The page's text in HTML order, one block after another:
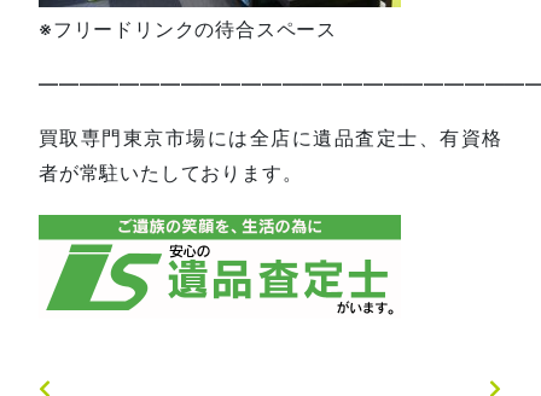
※フリードリンクの待合スペース
買取専門東京市場には全店に遺品査定士、有資格
者が常駐いたしております。